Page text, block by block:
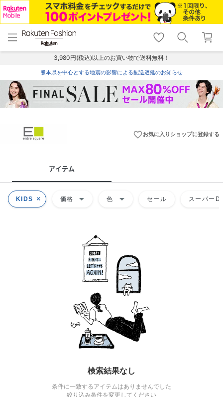
menu home
トップ
shopping_cart lock_outline
ログイン
3,980円(税込)以上のお買い物で送料無料！
熊本県を中心とする地震の影響による配送遅延のお知らせ
favorite_borderお気に入りショップに登録する
アイテム
KIDS 価格 arrow_drop_down 色 arrow_drop_down セール スーパー
検索結果なし
条件に一致するアイテムはありませんでした
絞り込み条件を変更してください